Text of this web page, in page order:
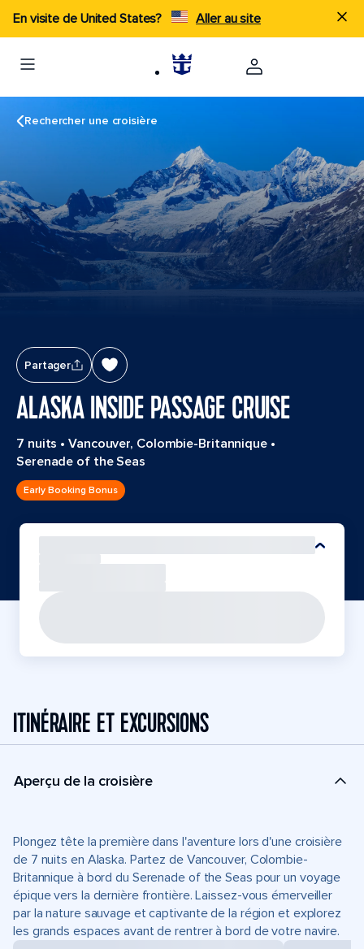
En visite de United States? Aller au site
Rechercher une croisière
Partager
ALASKA INSIDE PASSAGE CRUISE
7 nuits •Vancouver, Colombie-Britannique•
Serenade of the Seas
Early Booking Bonus
ITINÉRAIRE ET EXCURSIONS
Aperçu de la croisière
Plongez tête la première dans l'aventure lors d'une croisière
de 7 nuits en Alaska. Partez de Vancouver, Colombie-
Britannique à bord du Serenade of the Seas pour un voyage
épique vers la dernière frontière. Laissez-vous émerveiller
par la nature sauvage et captivante de la région et explorez
les grands espaces avant de rentrer à bord de votre navire.